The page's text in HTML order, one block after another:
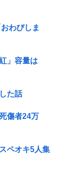
わびしま
」容量は
た話
傷者24万
ペオキ5人集